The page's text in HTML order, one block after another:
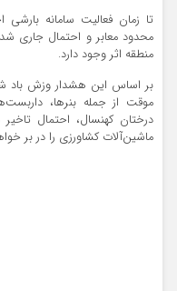
تا زمان فعالیت سامانه بارشی
محدود معابر و احتمال جاری
منطقه اثر وجود دارد.
بر اساس این هشدار وزش باد
موقت از جمله بنرها،
درختان کهنسال، احتمال
ماشین‌آلات کشاورزی را در بر